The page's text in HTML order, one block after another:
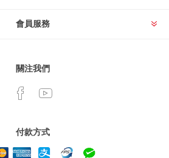
會員服務
關注我們
付款方式